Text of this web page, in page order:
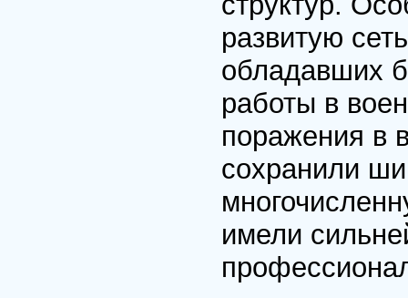
развитую
обладавших
работы в
поражения в
сохранили
имели